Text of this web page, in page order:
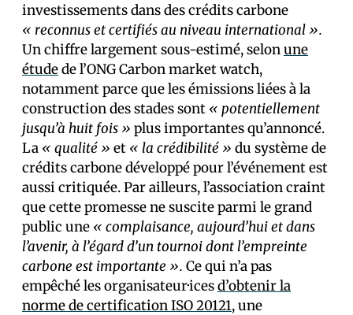
investissements dans des crédits carbone
« reconnus et certifiés au niveau international ».
Un chiffre largement sous-estimé, selonune
étudede l’ONG Carbon market watch,
notamment parce que les émissions liées à la
construction des stades sont « potentiellement
jusqu’à huit fois » plus importantes qu’annoncé.
La « qualité » et « la crédibilité » du système de
crédits carbone développé pour l’événement est
aussi critiquée. Par ailleurs, l’association craint
que cette promesse ne suscite parmi le grand
public une « complaisance, aujourd’hui et dans
l’avenir, à l’égard d’un tournoi dont l’empreinte
carbone est importante ». Ce qui n’a pas
empêché les organisateur·icesd’obtenir la
norme de certification ISO 20121,une